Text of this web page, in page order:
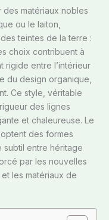
des matériaux nobles
ou le laiton,
teintes de la terre :
choix contribuent à
rigide entre l’intérieur
du design organique,
Ce style, véritable
des lignes
et chaleureuse. Le
des formes
subtil entre héritage
par les nouvelles
les matériaux de